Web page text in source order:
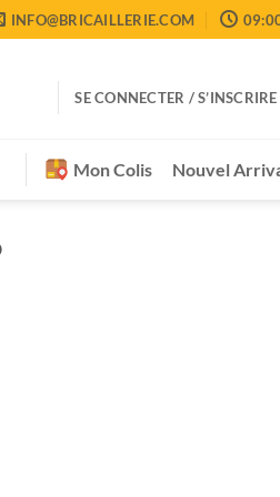
INFO@BRICAILLERIE.COM
SE CONNECTER / S’INSCRIRE
Mon Colis Nouvel